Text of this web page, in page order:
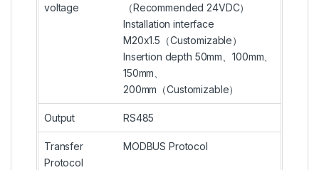
voltage
（Recommended 24VDC）
Installation interface
M20x1.5（Customizable）
Insertion depth 50mm、100mm、
150mm、
200mm（Customizable）
Output RS485
Transfer
Protocol
MODBUS Protocol